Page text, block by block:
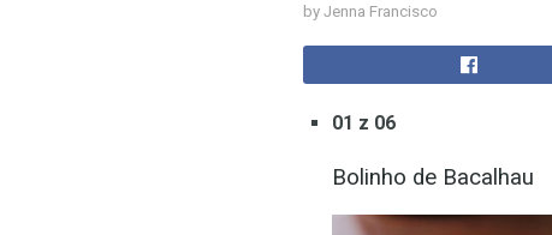
by Jenna Francisco
01 z 06
Bolinho de Bacalhau